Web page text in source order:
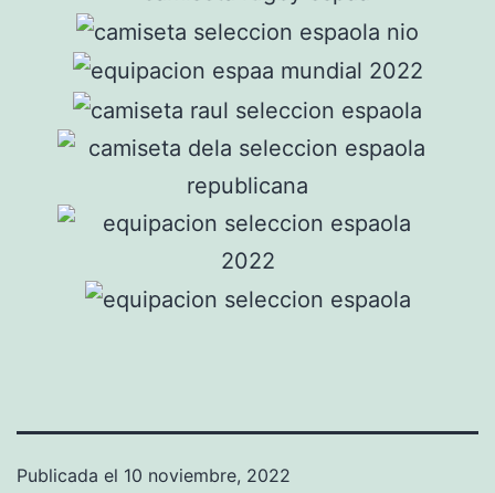
Publicada el 10 noviembre, 2022